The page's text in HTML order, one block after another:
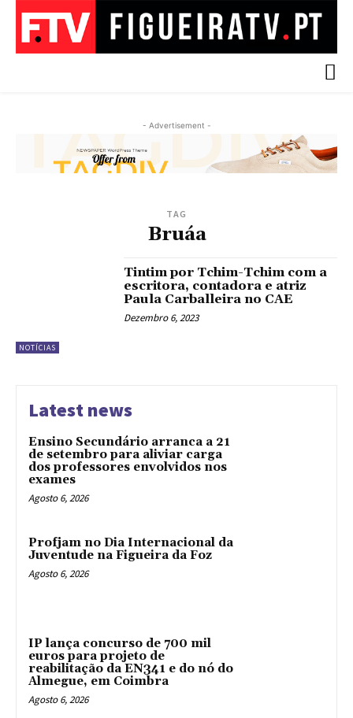
- Advertisement -
TAG
Bruáa
NOTÍCIAS
Tintim por Tchim-Tchim com a
escritora, contadora e atriz
Paula Carballeira no CAE
Dezembro 6, 2023
Latest news
Ensino Secundário arranca a 21
de setembro para aliviar carga
dos professores envolvidos nos
exames
Agosto 6, 2026
Profjam no Dia Internacional da
Juventude na Figueira da Foz
Agosto 6, 2026
IP lança concurso de 700 mil
euros para projeto de
reabilitação da EN341 e do nó do
Almegue, em Coimbra
Agosto 6, 2026